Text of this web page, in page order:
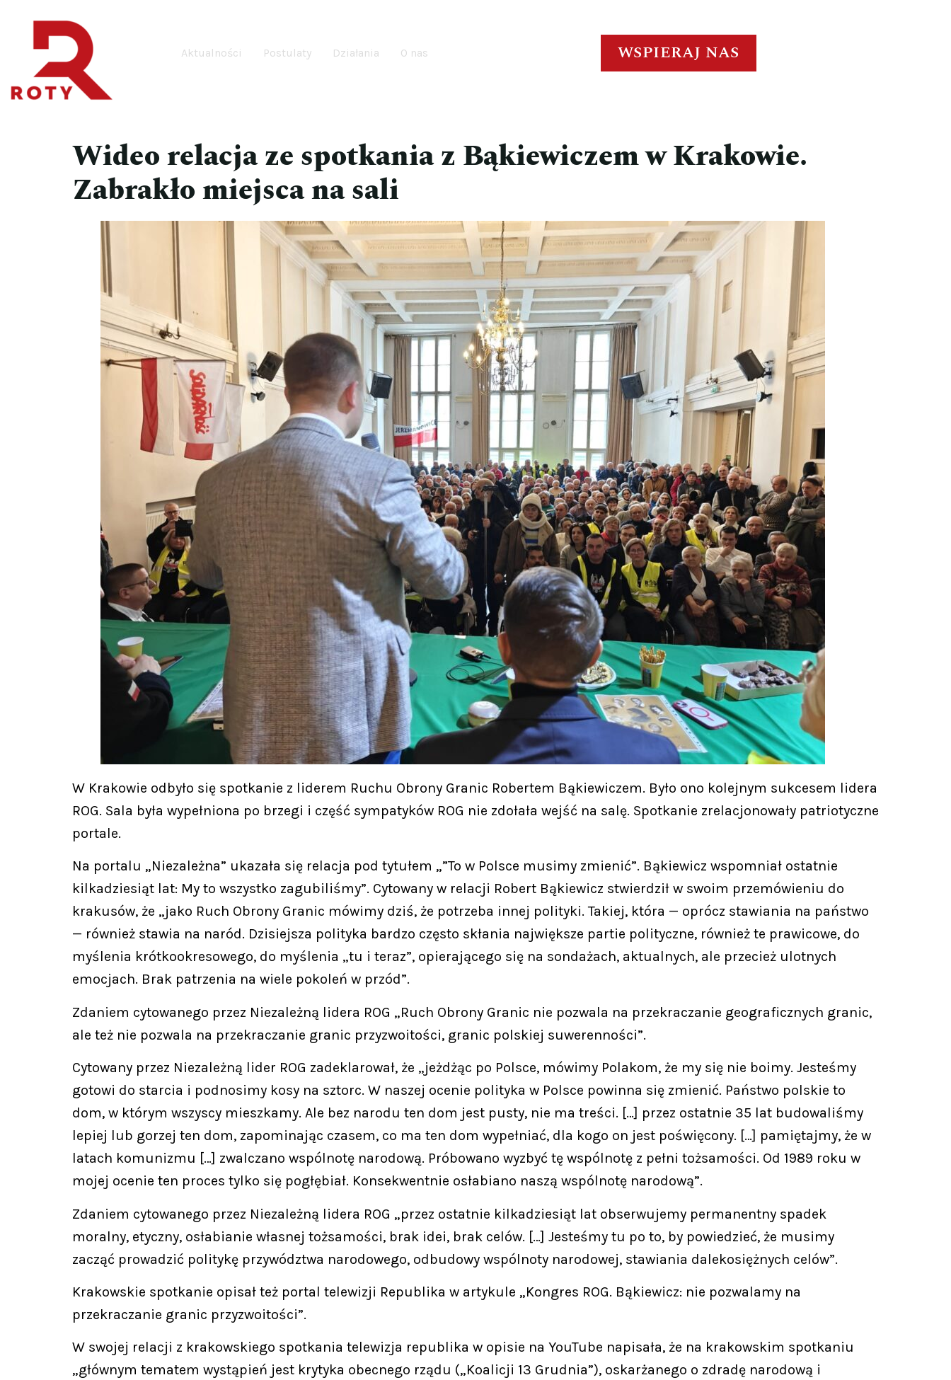
Aktualności Postulaty Działania O nas WSPIERAJ NAS
Wideo relacja ze spotkania z Bąkiewiczem w Krakowie.
Zabrakło miejsca na sali
W Krakowie odbyło się spotkanie z liderem Ruchu Obrony Granic Robertem Bąkiewiczem. Było ono kolejnym sukcesem lidera
ROG. Sala była wypełniona po brzegi i część sympatyków ROG nie zdołała wejść na salę. Spotkanie zrelacjonowały patriotyczne
portale.
Na portalu „Niezależna” ukazała się relacja pod tytułem „”To w Polsce musimy zmienić”. Bąkiewicz wspomniał ostatnie
kilkadziesiąt lat: My to wszystko zagubiliśmy”. Cytowany w relacji Robert Bąkiewicz stwierdził w swoim przemówieniu do
krakusów, że „jako Ruch Obrony Granic mówimy dziś, że potrzeba innej polityki. Takiej, która — oprócz stawiania na państwo
— również stawia na naród. Dzisiejsza polityka bardzo często skłania największe partie polityczne, również te prawicowe, do
myślenia krótkookresowego, do myślenia „tu i teraz”, opierającego się na sondażach, aktualnych, ale przecież ulotnych
emocjach. Brak patrzenia na wiele pokoleń w przód”.
Zdaniem cytowanego przez Niezależną lidera ROG „Ruch Obrony Granic nie pozwala na przekraczanie geograficznych granic,
ale też nie pozwala na przekraczanie granic przyzwoitości, granic polskiej suwerenności”.
Cytowany przez Niezależną lider ROG zadeklarował, że „jeżdżąc po Polsce, mówimy Polakom, że my się nie boimy. Jesteśmy
gotowi do starcia i podnosimy kosy na sztorc. W naszej ocenie polityka w Polsce powinna się zmienić. Państwo polskie to
dom, w którym wszyscy mieszkamy. Ale bez narodu ten dom jest pusty, nie ma treści. […] przez ostatnie 35 lat budowaliśmy
lepiej lub gorzej ten dom, zapominając czasem, co ma ten dom wypełniać, dla kogo on jest poświęcony. […] pamiętajmy, że w
latach komunizmu […] zwalczano wspólnotę narodową. Próbowano wyzbyć tę wspólnotę z pełni tożsamości. Od 1989 roku w
mojej ocenie ten proces tylko się pogłębiał. Konsekwentnie osłabiano naszą wspólnotę narodową”.
Zdaniem cytowanego przez Niezależną lidera ROG „przez ostatnie kilkadziesiąt lat obserwujemy permanentny spadek
moralny, etyczny, osłabianie własnej tożsamości, brak idei, brak celów. […] Jesteśmy tu po to, by powiedzieć, że musimy
zacząć prowadzić politykę przywództwa narodowego, odbudowy wspólnoty narodowej, stawiania dalekosiężnych celów”.
Krakowskie spotkanie opisał też portal telewizji Republika w artykule „Kongres ROG. Bąkiewicz: nie pozwalamy na
przekraczanie granic przyzwoitości”.
W swojej relacji z krakowskiego spotkania telewizja republika w opisie na YouTube napisała, że na krakowskim spotkaniu
„głównym tematem wystąpień jest krytyka obecnego rządu („Koalicji 13 Grudnia”), oskarżanego o zdradę narodową i